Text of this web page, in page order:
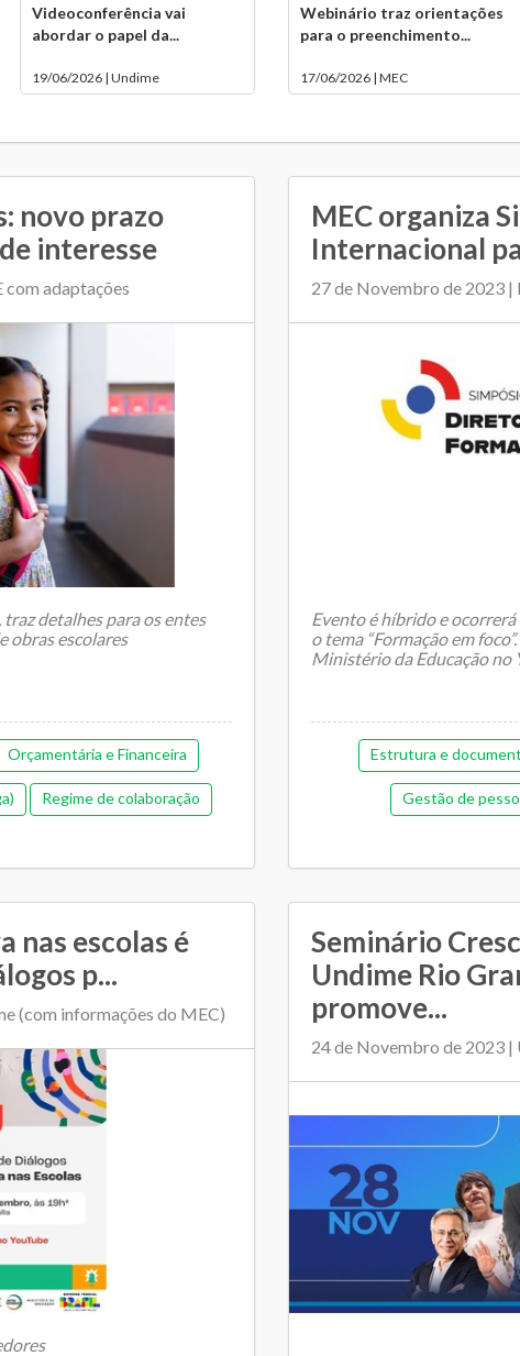
Videoconferência vai
abordar o papel da...
19/06/2026 | Undime
Webinário traz orientações
para o preenchimento...
17/06/2026 | MEC
novo prazo
interesse
adaptações
detalhes para os entes
obras escolares
Orçamentária e Financeira
Regime de colaboração
MEC organiza
Internacional
27 de Novembro de 2023 |
Evento é híbrido e
o tema “Formação em
Ministério da Educação no
Estrutura e
Gestão de
nas escolas é
p...
(com informações do MEC)
Seminário
Undime Rio
promove...
24 de Novembro de 2023